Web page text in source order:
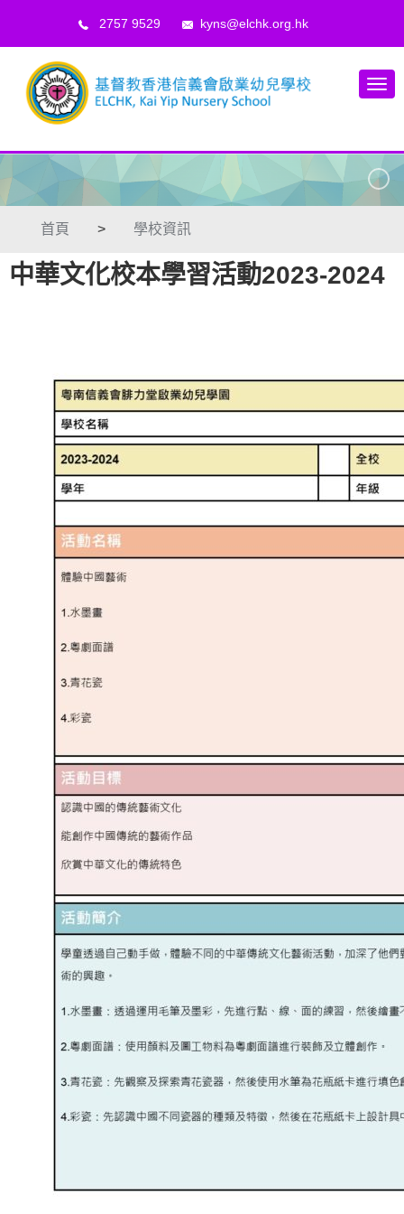
2757 9529 kyns@elchk.org.hk
首頁 > 學校資訊
中華文化校本學習活動2023-2024